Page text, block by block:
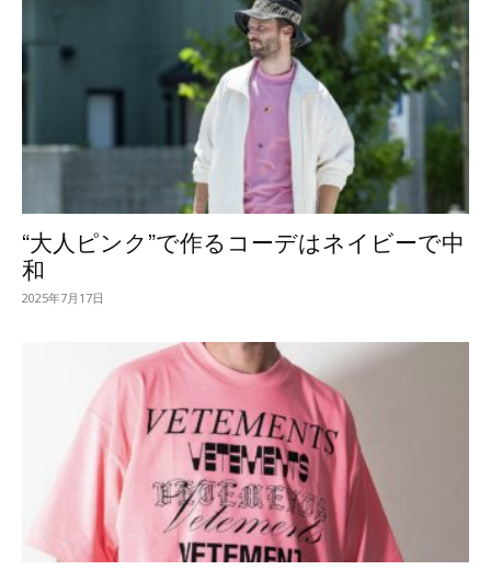
“大人ピンク”で作るコーデはネイビーで中
和
2025年7月17日